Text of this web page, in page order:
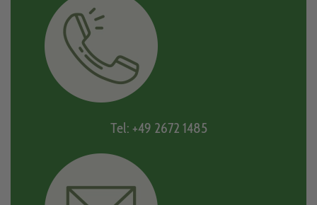
Tel: +49 2672 1485